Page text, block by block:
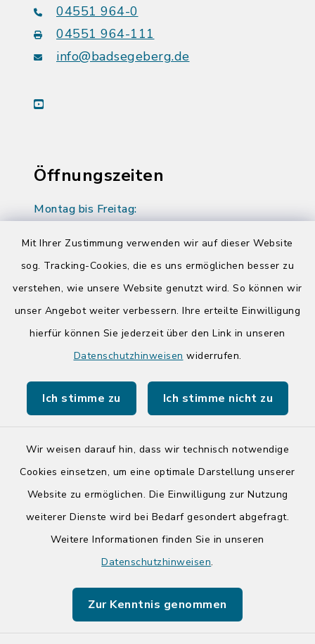
Mit Ihrer Zustimmung verwenden wir auf dieser Website
sog. Tracking-Cookies, die es uns ermöglichen besser zu
verstehen, wie unsere Website genutzt wird. So können wir
unser Angebot weiter verbessern. Ihre erteilte Einwilligung
hierfür können Sie jederzeit über den Link in unseren
Datenschutzhinweisen widerrufen.
Ich stimme zu Ich stimme nicht zu
Wir weisen darauf hin, dass wir technisch notwendige
Cookies einsetzen, um eine optimale Darstellung unserer
Website zu ermöglichen. Die Einwilligung zur Nutzung
weiterer Dienste wird bei Bedarf gesondert abgefragt.
Weitere Informationen finden Sie in unseren
Datenschutzhinweisen.
Zur Kenntnis genommen
04551 964-0
04551 964-111
info@badsegeberg.de
youtube
Öffnungszeiten
Montag bis Freitag:
Donnerstag zusätzlich:
14:00-17:00 Uhr
Quicklinks
Tourist-Info der Stadt Bad Segeberg
Barrierefreiheit
Impressum